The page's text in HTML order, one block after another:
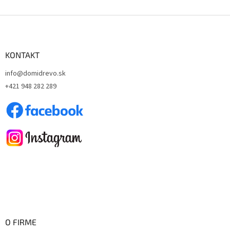
KONTAKT
info@domidrevo.sk
+421 948 282 289
O FIRME